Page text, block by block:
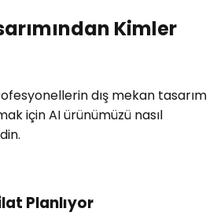
Kimler
dış mekan tasarım
için AI ürünümüzü nasıl
Planlıyor